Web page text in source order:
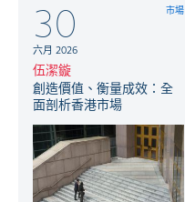
30
六月 2026
市場
伍潔鏇
創造價值、衡量成效：全
面剖析香港市場